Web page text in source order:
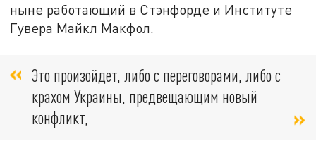
ныне работающий в Стэнфорде и Институте
Гувера Майкл Макфол.
Это произойдет, либо с переговорами, либо с
крахом Украины, предвещающим новый
конфликт,